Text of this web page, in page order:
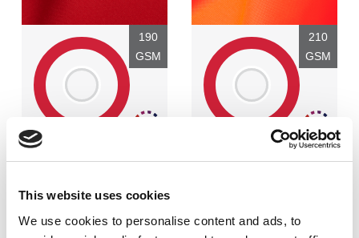
This website uses cookies
We use cookies to personalise content and ads, to
190
GSM
Critère technique:
210
GSM
Critère technique: